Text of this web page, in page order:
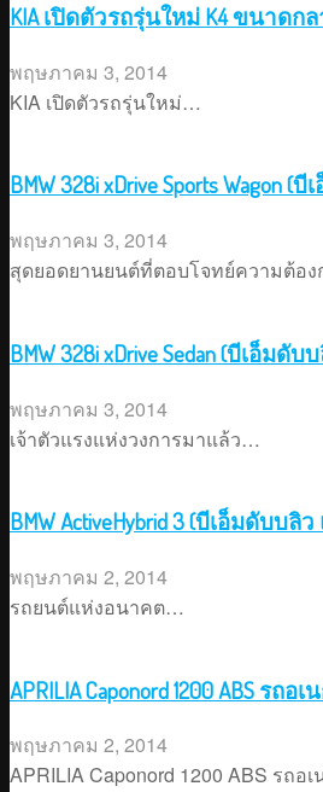
KIA เปิดตัวรถรุ่นใหม่ K4 ขนาด
พฤษภาคม 3, 2014
KIA เปิดตัวรถรุ่นใหม่…
BMW 328i xDrive Sports
พฤษภาคม 3, 2014
สุดยอดยานยนต์ที่ตอบโจทย์ความต้อ
BMW 328i xDrive Sedan (บีเอ็ม
พฤษภาคม 3, 2014
เจ้าตัวแรงแห่งวงการมาแล้ว…
BMW ActiveHybrid 3 (บีเอ็มดับบ
พฤษภาคม 2, 2014
รถยนต์แห่งอนาคต…
APRILIA Caponord 1200 ABS ร
พฤษภาคม 2, 2014
APRILIA Caponord 1200 ABS รถ